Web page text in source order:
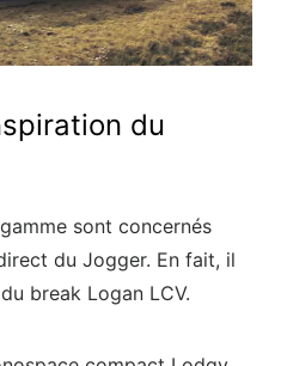
du
sont concernés
du Jogger. En fait, il
break Logan LCV.